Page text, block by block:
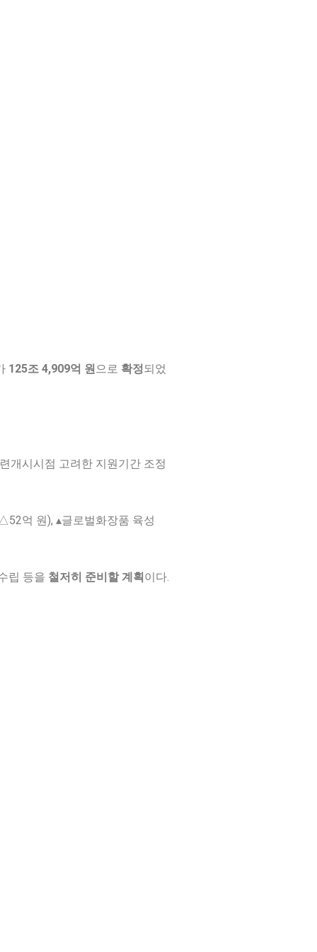
125조 4,909억 원으로 확정되었
개시시점 고려한 지원기간 조정
억 원), ▴글로벌화장품 육성
립 등을 철저히 준비할 계획이다.